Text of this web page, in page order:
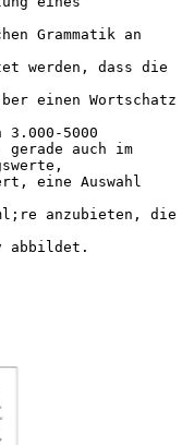
Grammatik an
werden, dass die
einen Wortschatz
5000
auch im
eine Auswahl
anzubieten, die
abbildet.